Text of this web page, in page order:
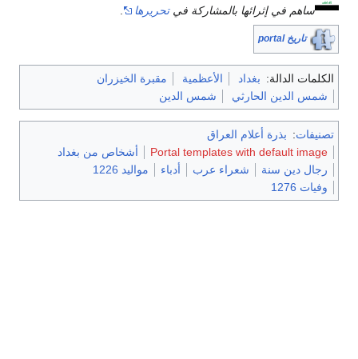
ساهم في إثرائها بالمشاركة فيتحريرها
تاريخ portal
الكلمات الدالة: بغداد الأعظمية
مقبرة الخيزران
شمس الدين الحارثي
شمس الدين
تصنيفات: بذرة أعلام العراق
Portal templates with default image
أشخاص من بغداد
رجال دين سنة
شعراء عرب أدباء
مواليد 1226
وفيات 1276